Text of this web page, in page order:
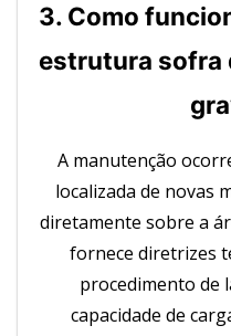
3. Como
estrutura sofra
A manutenção
localizada de novas
diretamente sobre a
fornece diretrizes
procedimento de
capacidade de